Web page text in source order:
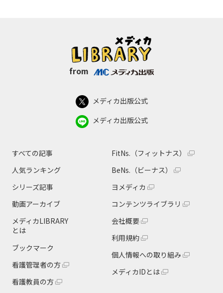
from
メディカ出版公式
メディカ出版公式
すべての記事
人気ランキング
シリーズ記事
動画アーカイブ
メディカLIBRARY
とは
ブックマーク
看護管理者の方
看護教員の方
FitNs.（フィットナス）
BeNs.（ビーナス）
ヨメディカ
コンテンツライブラリ
会社概要
利用規約
個人情報への取り組み
メディカIDとは